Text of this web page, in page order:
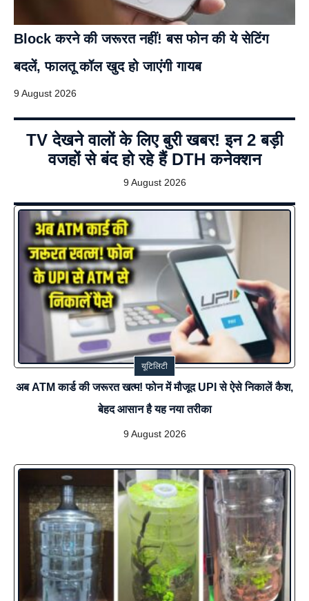
Block करने की जरूरत नहीं! बस फोन की ये सेटिंग
बदलें, फालतू कॉल खुद हो जाएंगी गायब
9 August 2026
TV देखने वालों के लिए बुरी खबर! इन 2 बड़ी
वजहों से बंद हो रहे हैं DTH कनेक्शन
9 August 2026
यूटिलिटी
अब ATM कार्ड की जरूरत खत्म! फोन में मौजूद UPI से ऐसे निकालें कैश,
बेहद आसान है यह नया तरीका
9 August 2026